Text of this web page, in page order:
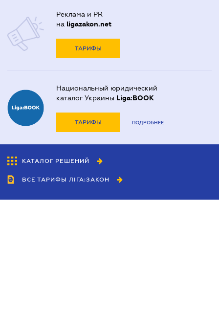
Реклама и PR
на ligazakon.net
ТАРИФЫ
Национальный юридический
каталог Украины Liga:BOOK
ТАРИФЫ ПОДРОБНЕЕ
КАТАЛОГ РЕШЕНИЙ
ВСЕ ТАРИФЫ ЛІГА:ЗАКОН